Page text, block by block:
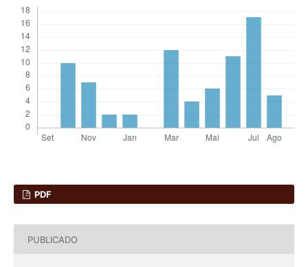
PDF
PUBLICADO